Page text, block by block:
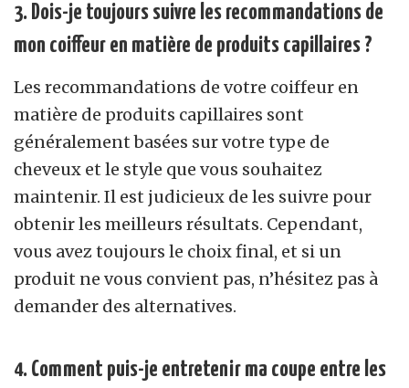
3. Dois-je toujours suivre les recommandations de
mon coiffeur en matière de produits capillaires ?
Les recommandations de votre coiffeur en
matière de produits capillaires sont
généralement basées sur votre type de
cheveux et le style que vous souhaitez
maintenir. Il est judicieux de les suivre pour
obtenir les meilleurs résultats. Cependant,
vous avez toujours le choix final, et si un
produit ne vous convient pas, n’hésitez pas à
demander des alternatives.
4. Comment puis-je entretenir ma coupe entre les